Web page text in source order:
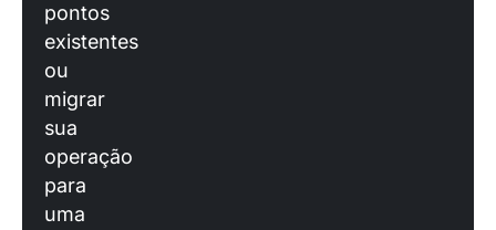
pontos
existentes
ou
migrar
sua
operação
para
uma